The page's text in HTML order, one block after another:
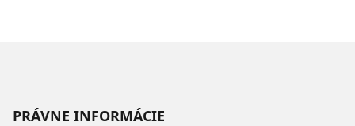
PRÁVNE INFORMÁCIE